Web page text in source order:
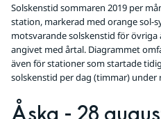
Solskenstid sommaren 2019 per
station, markerad med orange sol-
motsvarande solskenstid för
angivet med årtal. Diagrammet
även för stationer som startade
solskenstid per dag (timmar) under